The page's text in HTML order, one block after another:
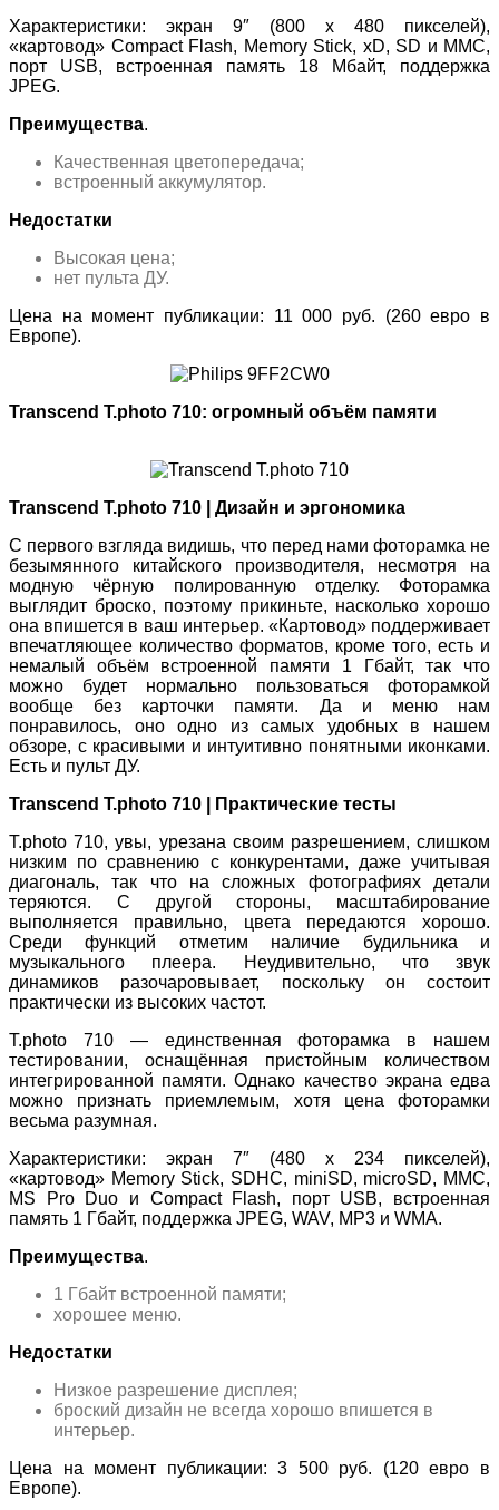
Характеристики: экран 9″ (800 x 480 пикселей),
«картовод» Compact Flash, Memory Stick, xD, SD и MMC,
порт USB, встроенная память 18 Мбайт, поддержка
JPEG.
Преимущества.
Качественная цветопередача;
встроенный аккумулятор.
Недостатки
Высокая цена;
нет пульта ДУ.
Цена на момент публикации: 11 000 руб. (260 евро в
Европе).
Transcend T.photo 710: огромный объём памяти
Transcend T.photo 710 | Дизайн и эргономика
С первого взгляда видишь, что перед нами фоторамка не
безымянного китайского производителя, несмотря на
модную чёрную полированную отделку. Фоторамка
выглядит броско, поэтому прикиньте, насколько хорошо
она впишется в ваш интерьер. «Картовод» поддерживает
впечатляющее количество форматов, кроме того, есть и
немалый объём встроенной памяти 1 Гбайт, так что
можно будет нормально пользоваться фоторамкой
вообще без карточки памяти. Да и меню нам
понравилось, оно одно из самых удобных в нашем
обзоре, с красивыми и интуитивно понятными иконками.
Есть и пульт ДУ.
Transcend T.photo 710 | Практические тесты
T.photo 710, увы, урезана своим разрешением, слишком
низким по сравнению с конкурентами, даже учитывая
диагональ, так что на сложных фотографиях детали
теряются. С другой стороны, масштабирование
выполняется правильно, цвета передаются хорошо.
Среди функций отметим наличие будильника и
музыкального плеера. Неудивительно, что звук
динамиков разочаровывает, поскольку он состоит
практически из высоких частот.
T.photo 710 — единственная фоторамка в нашем
тестировании, оснащённая пристойным количеством
интегрированной памяти. Однако качество экрана едва
можно признать приемлемым, хотя цена фоторамки
весьма разумная.
Характеристики: экран 7″ (480 x 234 пикселей),
«картовод» Memory Stick, SDHC, miniSD, microSD, MMC,
MS Pro Duo и Compact Flash, порт USB, встроенная
память 1 Гбайт, поддержка JPEG, WAV, MP3 и WMA.
Преимущества.
1 Гбайт встроенной памяти;
хорошее меню.
Недостатки
Низкое разрешение дисплея;
броский дизайн не всегда хорошо впишется в
интерьер.
Цена на момент публикации: 3 500 руб. (120 евро в
Европе).